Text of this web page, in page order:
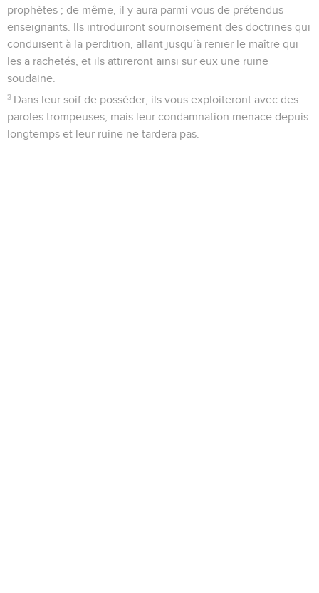
prophètes ; de même, il y aura parmi vous de prétendus
enseignants. Ils introduiront sournoisement des doctrines qui
conduisent à la perdition, allant jusqu’à renier le maître qui
les a rachetés, et ils attireront ainsi sur eux une ruine
soudaine.
3 Dans leur soif de posséder, ils vous exploiteront avec des
paroles trompeuses, mais leur condamnation menace depuis
longtemps et leur ruine ne tardera pas.